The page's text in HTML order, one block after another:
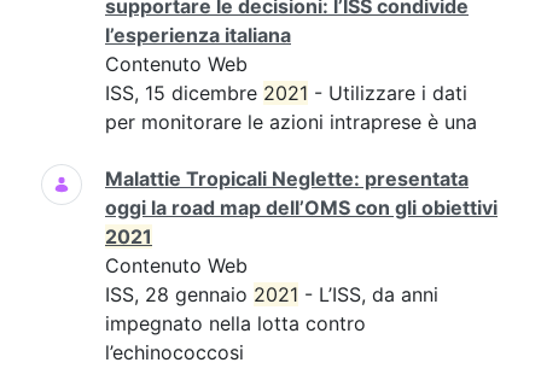
supportare le decisioni: l’ISS condivide
l’esperienza italiana
Contenuto Web
ISS, 15 dicembre 2021 - Utilizzare i dati
per monitorare le azioni intraprese è una
Malattie Tropicali Neglette: presentata
oggi la road map dell’OMS con gli obiettivi
2021
Contenuto Web
ISS, 28 gennaio 2021 - L’ISS, da anni
impegnato nella lotta contro
l’echinococcosi